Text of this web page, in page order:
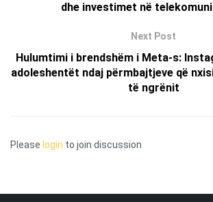
dhe investimet në
Next Post
Hulumtimi i brendshëm i Meta-s:
adoleshentët ndaj përmbajtjeve që
të ngrënit
Please login to join discussion